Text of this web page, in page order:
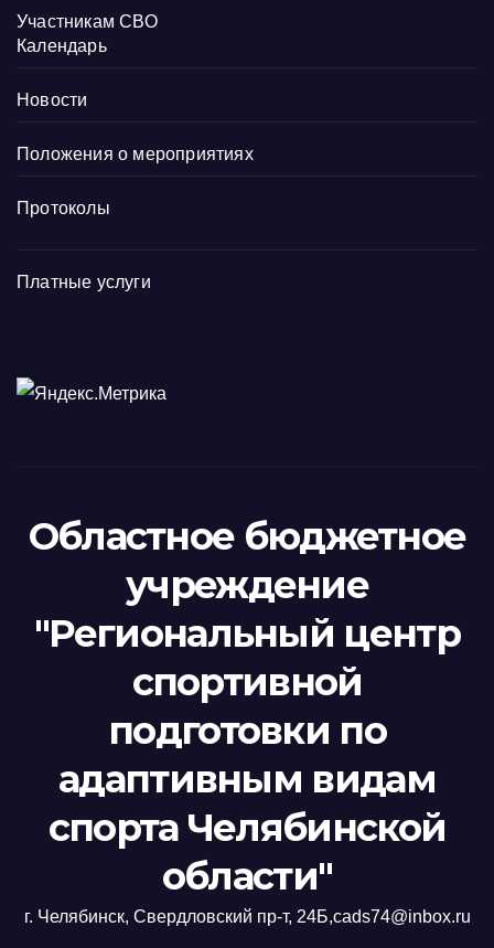
Участникам СВО
Календарь
Новости
Положения о мероприятиях
Протоколы
Платные услуги
Областное бюджетное
учреждение
"Региональный центр
спортивной
подготовки по
адаптивным видам
спорта Челябинской
области"
г. Челябинск, Свердловский пр-т, 24Б,cads74@inbox.ru